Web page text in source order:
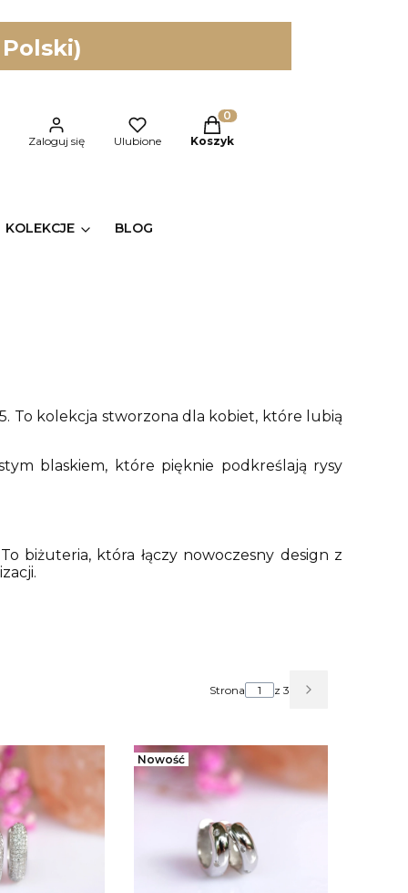
Zaloguj się Ulubione
Produkty w koszyku: 0.
Koszyk
KOLEKCJE BLOG
To kolekcja stworzona dla kobiet, które lubią
blaskiem, które pięknie podkreślają rysy
biżuteria, która łączy nowoczesny design z
Strona z 3 Następne
Nowość